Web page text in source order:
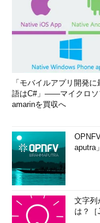
「モバイルアプリ開発
語はC#」――マイクロソ
amarinを買収へ
aputra
文字列
は？［